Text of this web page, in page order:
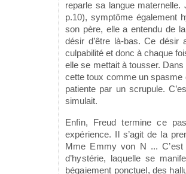
reparle sa langue
p.10), symptôme également
son père, elle a entendu de
désir d’être là-bas. Ce
culpabilité et donc à chaque
elle se mettait à tousser.
cette toux comme un spasme
patiente par un scrupule.
simulait.
Enfin, Freud termine ce
expérience. Il s’agit de la
Mme Emmy von N ...
d’hystérie, laquelle se
bégaiement ponctuel, des